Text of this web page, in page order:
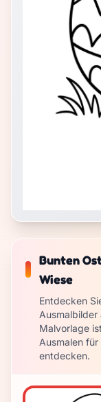
Bunten
Wiese
Entdecken
Ausmalbilder
Malvorlage
Ausmalen
entdecken.